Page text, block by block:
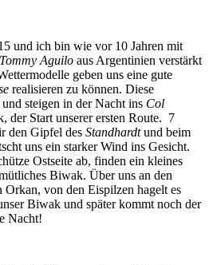
und ich bin wie vor 10 Jahren mit
Tommy Aguilo aus Argentinien verstärkt
geben uns eine gute
realisieren zu können. Diese
steigen in der Nacht ins Col
der Start unserer ersten Route. 7
den Gipfel des Standhardtund beim
uns ein starker Wind ins Gesicht.
Ostseite ab, finden ein kleines
Biwak. Über uns an den
von den Eispilzen hagelt es
Biwak und später kommt noch der
Nacht!